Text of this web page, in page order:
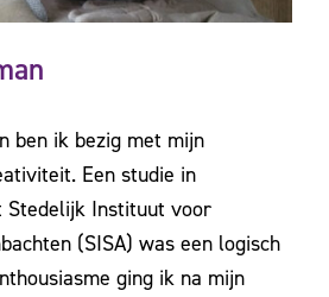
ben ik bezig met mijn
Een studie in
Stedelijk Instituut voor
(SISA) was een logisch
ging ik na mijn